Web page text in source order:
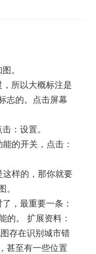
。
所以大概标注是
志的。点击屏幕
：设置。
的开关，点击：
样的，那你就要
，最重要一条：
的。 扩展资料：
存在识别城市错
甚至有一些位置